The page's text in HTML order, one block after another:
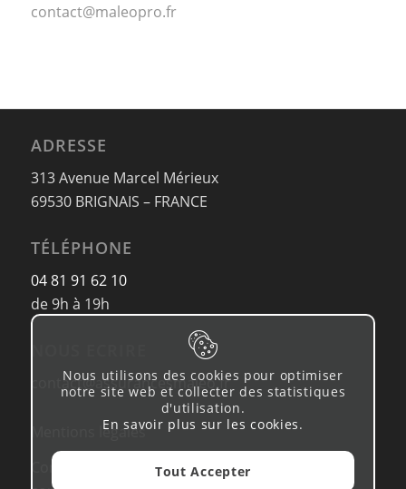
contact@maleopro.fr
ADRESSE
313 Avenue Marcel Mérieux
69530 BRIGNAIS – FRANCE
TÉLÉPHONE
04 81 91 62 10
de 9h à 19h
contact@assurancesmaleo.fr
Mentions légales
Conditions d’utilisation & Politique de
Nous utilisons des cookies pour optimiser
notre site web et collecter des statistiques
d'utilisation.
En savoir plus sur les cookies.
Tout Accepter